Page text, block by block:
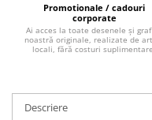
Promotionale / cadouri
corporate
Ai acces la toate desenele și
noastră originale, realizate de
locali, fără costuri suplimentare.
Descriere